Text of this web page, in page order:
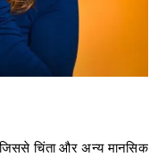
चिंता और अन्य मानसिक